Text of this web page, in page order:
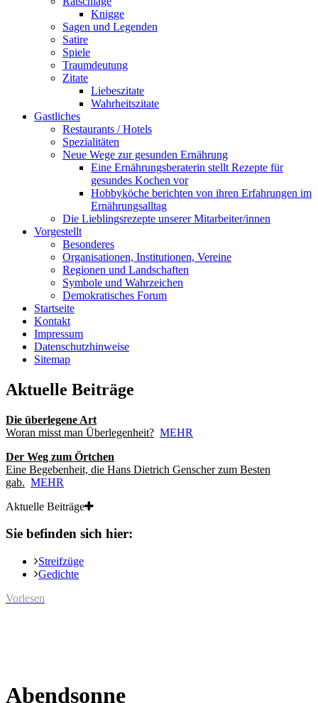
Knigge
Sagen und Legenden
Satire
Spiele
Traumdeutung
Zitate
Liebeszitate
Wahrheitszitate
Gastliches
Restaurants / Hotels
Spezialitäten
Neue Wege zur gesunden Ernährung
Eine Ernährungsberaterin stellt Rezepte für
gesundes Kochen vor
Hobbyköche berichten von ihren Erfahrungen im
Ernährungsalltag
Die Lieblingsrezepte unserer Mitarbeiter/innen
Vorgestellt
Besonderes
Organisationen, Institutionen, Vereine
Regionen und Landschaften
Symbole und Wahrzeichen
Demokratisches Forum
Startseite
Kontakt
Impressum
Datenschutzhinweise
Sitemap
Aktuelle Beiträge
Die überlegene Art
Woran misst man Überlegenheit? MEHR
Der Weg zum Örtchen
Eine Begebenheit, die Hans Dietrich Genscher zum Besten
gab. MEHR
Aktuelle Beiträge
Sie befinden sich hier:
Streifzüge
Gedichte
Vorlesen
Abendsonne